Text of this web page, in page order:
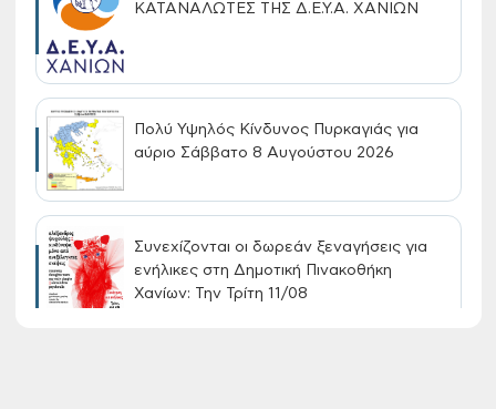
ΚΑΤΑΝΑΛΩΤΕΣ ΤΗΣ Δ.Ε.Υ.Α. ΧΑΝΙΩΝ
Πολύ Υψηλός Κίνδυνος Πυρκαγιάς για
αύριο Σάββατο 8 Αυγούστου 2026
Συνεχίζονται οι δωρεάν ξεναγήσεις για
ενήλικες στη Δημοτική Πινακοθήκη
Χανίων: Την Τρίτη 11/08